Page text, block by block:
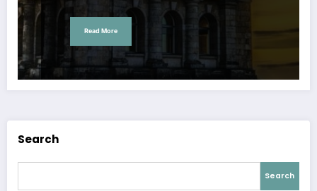
Read More
Search
Search